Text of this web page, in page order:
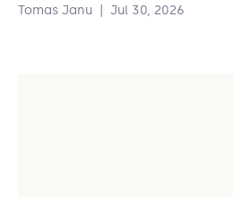
Tomas Janu Jul 30, 2026